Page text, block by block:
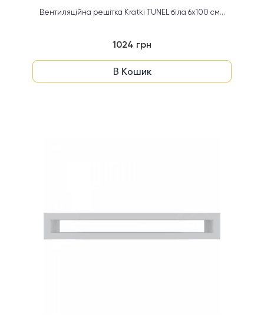
Вентиляційна решітка Kratki TUNEL біла 6х100 см...
1024 грн
В Кошик